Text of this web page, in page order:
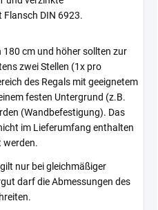
DIN 6923.
180 cm und höher sollten zur
zwei Stellen (1x pro
des Regals mit geeignetem
festen Untergrund (z.B.
(Wandbefestigung). Das
im Lieferumfang enthalten
werden.
nur bei gleichmäßiger
darf die Abmessungen des